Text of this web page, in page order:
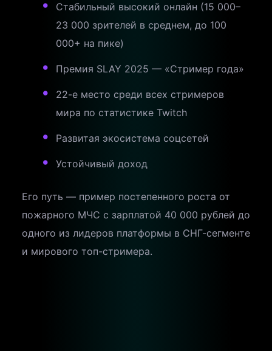
Стабильный высокий онлайн (15 000–
23 000 зрителей в среднем, до 100
000+ на пике)
Премия SLAY 2025 — «Стример года»
22-е место среди всех стримеров
мира по статистике Twitch
Развитая экосистема соцсетей
Устойчивый доход
Его путь — пример постепенного роста от
пожарного МЧС с зарплатой 40 000 рублей до
одного из лидеров платформы в СНГ-сегменте
и мирового топ-стримера.